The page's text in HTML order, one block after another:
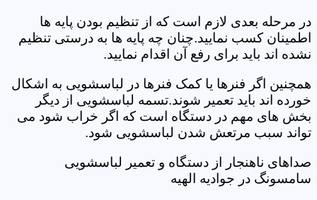
در مرحله بعدی لازم است که از تنظیم بودن پایه ها
اطمینان کسب نمایید.چنان چه پایه ها به درستی تنظیم
نشده اند باید برای رفع آن اقدام نمایید.
همچنین اگر فنرها یا کمک فنرها در لباسشویی به اشکال
خورده اند باید تعمیر شوند.تسمه لباسشویی از دیگر
بخش های مهم در دستگاه است که اگر خراب شود می
تواند سبب مرتعش شدن لباسشویی شود.
صداهای ناهنجار از دستگاه و تعمیر لباسشویی
سامسونگ در جوادیه الهیه